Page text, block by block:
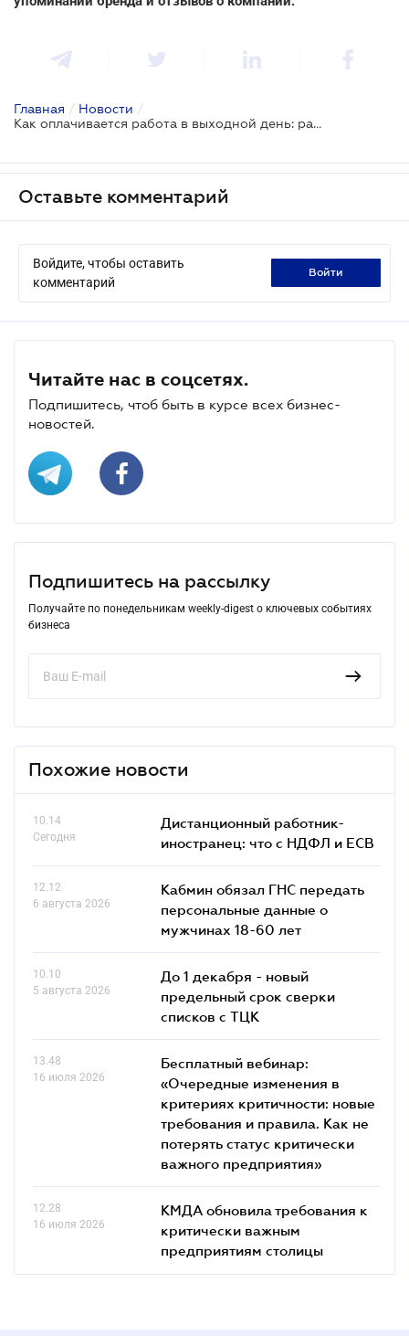
Главная / Новости /
Как оплачивается работа в выходной день: разъясняет Минэкономики
Оставьте комментарий
Войдите, чтобы оставить
комментарий
войти
Читайте нас в соцсетях.
Подпишитесь, чтоб быть в курсе всех бизнес-
новостей.
Подпишитесь на рассылку
Получайте по понедельникам weekly-digest о ключевых событиях
бизнеса
Похожие новости
10.14
Сегодня
Дистанционный работник-
иностранец: что с НДФЛ и ЕСВ
12.12
6 августа 2026
Кабмин обязал ГНС передать
персональные данные о
мужчинах 18-60 лет
10.10
5 августа 2026
До 1 декабря - новый
предельный срок сверки
списков c ТЦК
13.48
16 июля 2026
Бесплатный вебинар:
«Очередные изменения в
критериях критичности: новые
требования и правила. Как не
потерять статус критически
важного предприятия»
12.28
16 июля 2026
КМДА обновила требования к
критически важным
предприятиям столицы